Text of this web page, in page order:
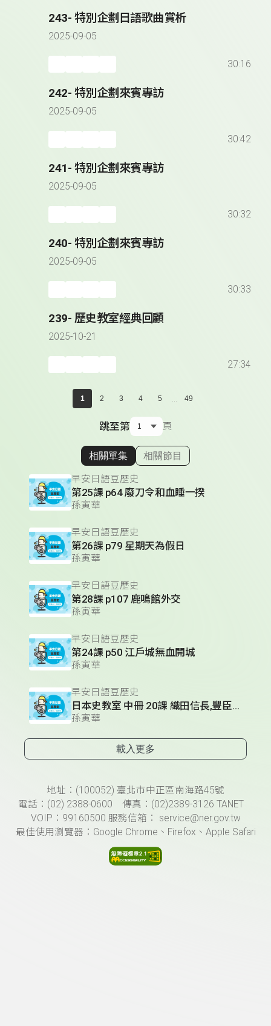
243- 特別企劃日語歌曲賞析
2025-09-05
30:16
242- 特別企劃來賓專訪
2025-09-05
30:42
241- 特別企劃來賓專訪
2025-09-05
30:32
240- 特別企劃來賓專訪
2025-09-05
30:33
239- 歷史教室經典回顧
2025-10-21
27:34
1 2 3 4 5 ... 49
跳至第 頁
顯示相關單集
相關單集 相關節目
早安日語豆歷史
第25課 p64 廢刀令和血睡一揆
孫寅華
早安日語豆歷史
第26課 p79 星期天為假日
孫寅華
早安日語豆歷史
第28課 p107 鹿鳴館外交
孫寅華
早安日語豆歷史
第24課 p50 江戶城無血開城
孫寅華
早安日語豆歷史
日本史教室 中冊 20課 織田信長,豐臣秀吉,德川家康的人物性格
孫寅華
載入更多
頁尾資訊地址：(100052) 臺北市中正區南海路45號
電話：(02) 2388-0600 傳真：(02)2389-3126 TANET
VOIP：99160500 服務信箱： service@ner.gov.tw
最佳使用瀏覽器：Google Chrome、Firefox、Apple Safari